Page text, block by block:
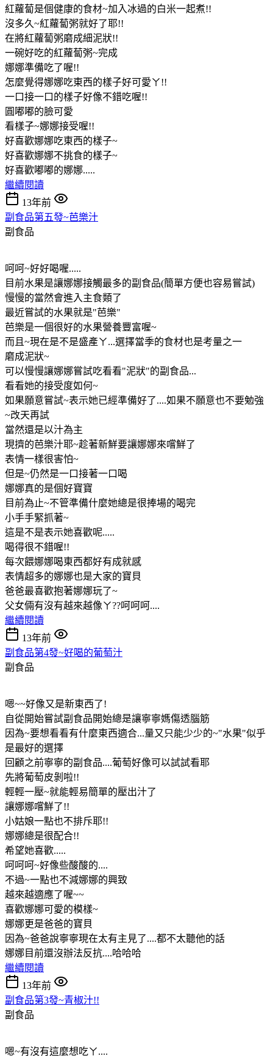
紅蘿蔔是個健康的食材~加入冰過的白米一起煮!!
沒多久~紅蘿蔔粥就好了耶!!
在將紅蘿蔔粥磨成細泥狀!!
一碗好吃的紅蘿蔔粥~完成
娜娜準備吃了喔!!
怎麼覺得娜娜吃東西的樣子好可愛ㄚ!!
一口接一口的樣子好像不錯吃喔!!
圓嘟嘟的臉可愛
看樣子~娜娜接受喔!!
好喜歡娜娜吃東西的樣子~
好喜歡娜娜不挑食的樣子~
好喜歡嘟嘟的娜娜.....
繼續閱讀
13年前
副食品第五發~芭樂汁
副食品
呵呵~好好喝喔.....
目前水果是讓娜娜接觸最多的副食品(簡單方便也容易嘗試)
慢慢的當然會進入主食類了
最近嘗試的水果就是"芭樂"
芭樂是一個很好的水果營養豐富喔~
而且~現在是不是盛產ㄚ...選擇當季的食材也是考量之一
磨成泥狀~
可以慢慢讓娜娜嘗試吃看看"泥狀"的副食品...
看看她的接受度如何~
如果願意嘗試~表示她已經準備好了....如果不願意也不要勉強
~改天再試
當然還是以汁為主
現擠的芭樂汁耶~趁著新鮮要讓娜娜來嚐鮮了
表情一樣很害怕~
但是~仍然是一口接著一口喝
娜娜真的是個好寶寶
目前為止~不管準備什麼她總是很捧場的喝完
小手手緊抓著~
這是不是表示她喜歡呢.....
喝得很不錯喔!!
每次餵娜娜喝東西都好有成就感
表情超多的娜娜也是大家的寶貝
爸爸最喜歡抱著娜娜玩了~
父女倆有沒有越來越像ㄚ??呵呵呵....
繼續閱讀
13年前
副食品第4發~好喝的葡萄汁
副食品
嗯~~好像又是新東西了!
自從開始嘗試副食品開始總是讓寧寧媽傷透腦筋
因為~要想看看有什麼東西適合...量又只能少少的~"水果"似乎
是最好的選擇
回顧之前寧寧的副食品....葡萄好像可以試試看耶
先將葡萄皮剝啦!!
輕輕一壓~就能輕易簡單的壓出汁了
讓娜娜嚐鮮了!!
小姑娘一點也不排斥耶!!
娜娜總是很配合!!
希望她喜歡.....
呵呵呵~好像些酸酸的....
不過~一點也不減娜娜的興致
越來越適應了喔~~
喜歡娜娜可愛的模樣~
娜娜更是爸爸的寶貝
因為~爸爸說寧寧現在太有主見了....都不太聽他的話
娜娜目前還沒辦法反抗....哈哈哈
繼續閱讀
13年前
副食品第3發~青椒汁!!
副食品
嗯~有沒有這麼想吃ㄚ....